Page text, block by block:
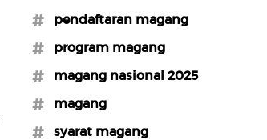
#pendaftaran magang
#program magang
#magang nasional 2025
#magang
#syarat magang